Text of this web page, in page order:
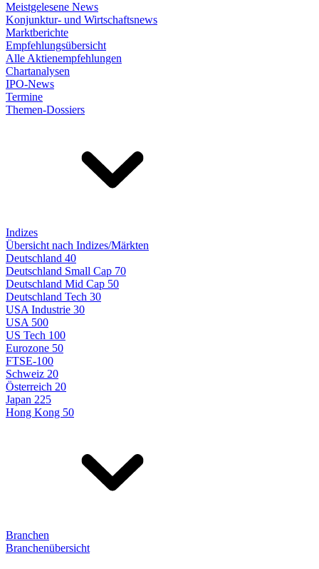
Meistgelesene News
Konjunktur- und Wirtschaftsnews
Marktberichte
Empfehlungsübersicht
Alle Aktienempfehlungen
Chartanalysen
IPO-News
Termine
Themen-Dossiers
Indizes
Übersicht nach Indizes/Märkten
Deutschland 40
Deutschland Small Cap 70
Deutschland Mid Cap 50
Deutschland Tech 30
USA Industrie 30
USA 500
US Tech 100
Eurozone 50
FTSE-100
Schweiz 20
Österreich 20
Japan 225
Hong Kong 50
Branchen
Branchenübersicht